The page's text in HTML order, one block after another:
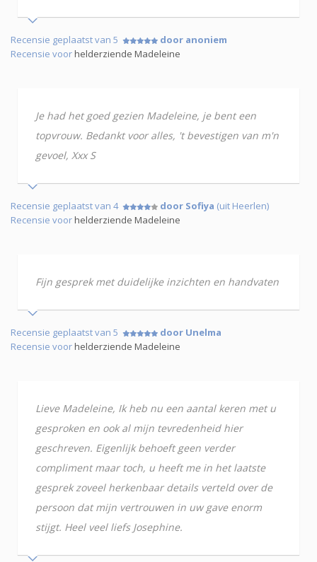
Recensie geplaatst van 5
door anoniem
Recensie voorhelderziende Madeleine
Je had het goed gezien Madeleine, je bent een
topvrouw. Bedankt voor alles, 't bevestigen van m'n
gevoel, Xxx S
Recensie geplaatst van 4 door Sofiya (uit Heerlen)
Recensie voorhelderziende Madeleine
Fijn gesprek met duidelijke inzichten en handvaten
Recensie geplaatst van 5
door Unelma
Recensie voorhelderziende Madeleine
Lieve Madeleine, Ik heb nu een aantal keren met u
gesproken en ook al mijn tevredenheid hier
geschreven. Eigenlijk behoeft geen verder
compliment maar toch, u heeft me in het laatste
gesprek zoveel herkenbaar details verteld over de
persoon dat mijn vertrouwen in uw gave enorm
stijgt. Heel veel liefs Josephine.